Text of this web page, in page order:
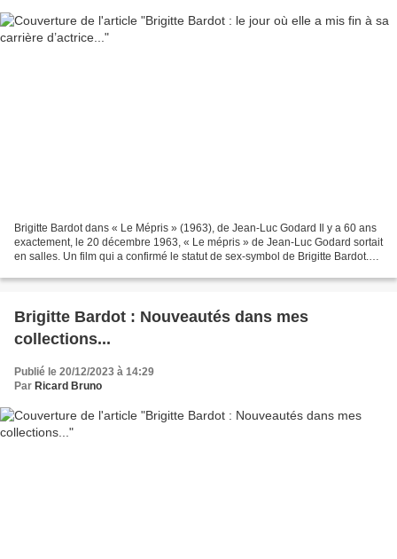
Brigitte Bardot dans « Le Mépris » (1963), de Jean-Luc Godard Il y a 60 ans
exactement, le 20 décembre 1963, « Le mépris » de Jean-Luc Godard sortait
en salles. Un film qui a confirmé le statut de sex-symbol de Brigitte Bardot.
Brigitte Bardot : Nouveautés dans mes
collections...
Publié le 20/12/2023 à 14:29
Par Ricard Bruno